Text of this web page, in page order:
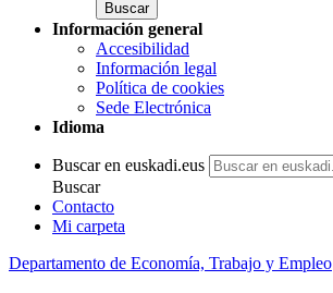
Información general
Accesibilidad
Información legal
Política de cookies
Sede Electrónica
Idioma
Buscar en euskadi.eus
Buscar
Contacto
Mi carpeta
Departamento de Economía, Trabajo y Empleo